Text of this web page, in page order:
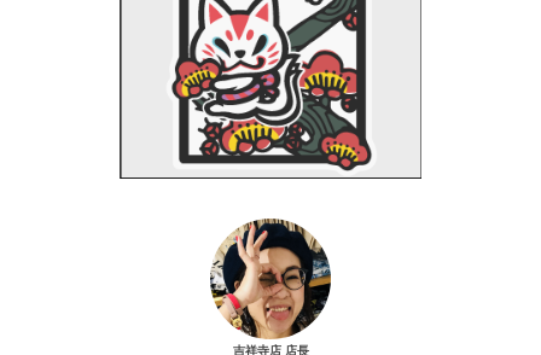
吉祥寺店 店長